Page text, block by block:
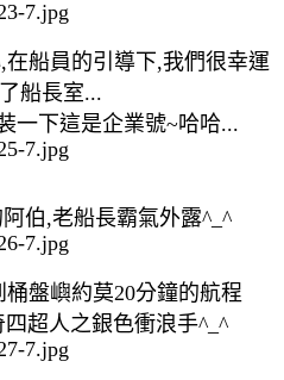
船員的引導下,我們很幸運
船長室...
一下這是企業號~哈哈...
伯,老船長霸氣外露^_^
盤嶼約莫20分鐘的航程
超人之銀色衝浪手^_^